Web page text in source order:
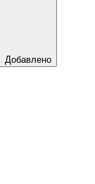
Добавлено